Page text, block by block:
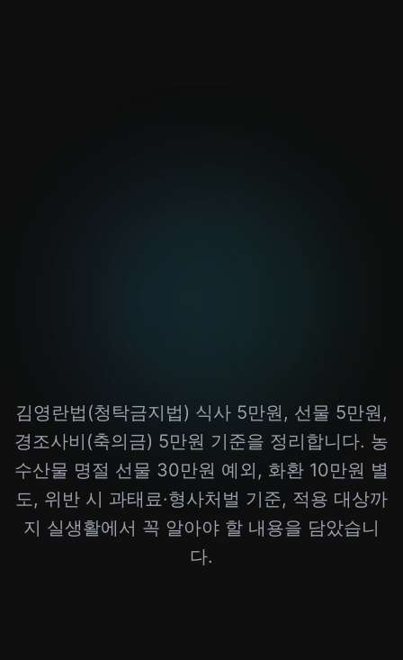
김영란법(청탁금지법) 식사 5만원, 선물 5만원,
경조사비(축의금) 5만원 기준을 정리합니다. 농
수산물 명절 선물 30만원 예외, 화환 10만원 별
도, 위반 시 과태료·형사처벌 기준, 적용 대상까
지 실생활에서 꼭 알아야 할 내용을 담았습니
다.